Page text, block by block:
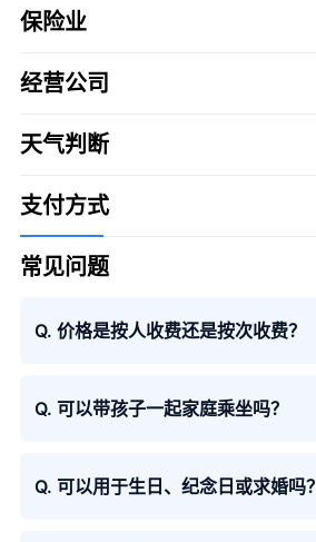
保险业
经营公司
裕喜航空有限公司
天气判断
支付方式
常见问题
Q. 价格是按人收费还是按次收费？
Q. 可以带孩子一起家庭乘坐吗？
Q. 可以用于生日、纪念日或求婚吗？